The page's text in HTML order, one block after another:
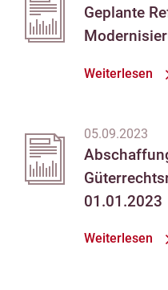
Geplante
Weiterlesen
05.09.2023
01.01.2023
Weiterlesen